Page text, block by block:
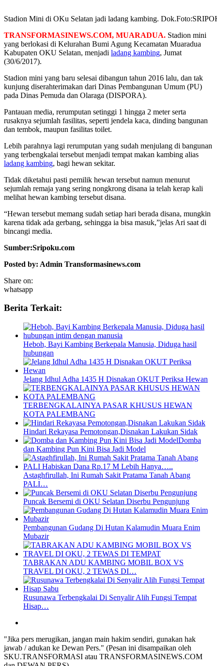
Stadion Mini di OKu Selatan jadi ladang kambing.
TRANSFORMASINEWS.COM, MUARADUA. Stadion mini
yang berlokasi di Kelurahan Bumi Agung Kecamatan Muaradua
Kabupaten OKU Selatan, menjadi ladang kambing, Jumat
(30/6/2017).
Stadion mini yang baru selesai dibangun tahun 2016 lalu, dan tak
kunjung diserahterimakan dari Dinas Pembangunan Umum (PU)
pada Dinas Pemuda dan Olaraga (DISPORA).
Pantauan media, rerumputan setinggi 1 hingga 2 meter serta
rusaknya sejumlah fasilitas, seperti jendela kaca, dinding bangunan
dan tembok, maupun fasilitas toilet.
Lebih parahnya lagi rerumputan yang sudah menjulang di bangunan
yang terbengkalai tersebut menjadi tempat makan kambing alias
ladang kambing, bagi hewan sekitar.
Tidak diketahui pasti pemilik hewan tersebut namun menurut
sejumlah remaja yang sering nongkrong disana ia telah kerap kali
melihat hewan kambing tersebut disana.
“Hewan tersebut memang sudah setiap hari berada disana, mungkin
karena tidak ada gerbang, sehingga ia bisa masuk,”jelas Ari saat di
bincangi media.
Sumber:Sripoku.com
Posted by: Admin Transformasinews.com
Share on:
whatsapp
Berita Terkait:
Heboh, Bayi Kambing Berkepala Manusia, Diduga hasil
hubungan
Jelang Idhul Adha 1435 H Disnakan OKUT Periksa Hewan
TERBENGKALAINYA PASAR KHUSUS HEWAN
KOTA PALEMBANG
Hindari Rekayasa Pemotongan,Disnakan Lakukan Sidak
Domba
dan Kambing Pun Kini Bisa Jadi Model
Astaghfirullah, Ini Rumah Sakit Pratama Tanah Abang
PALI…
Puncak Bersemi di OKU Selatan Diserbu Pengunjung
Pembangunan Gudang Di Hutan Kalamudin Muara Enim
Mubazir
TABRAKAN ADU KAMBING MOBIL BOX VS
TRAVEL DI OKU, 2 TEWAS DI…
Rusunawa Terbengkalai Di Senyalir Alih Fungsi Tempat
Hisap…
"Jika pers merugikan, jangan main hakim sendiri, gunakan hak
jawab / adukan ke Dewan Pers." (Pesan ini disampaikan oleh
SKU.TRANSFORMASI atau TRANSFORMASINEWS.COM